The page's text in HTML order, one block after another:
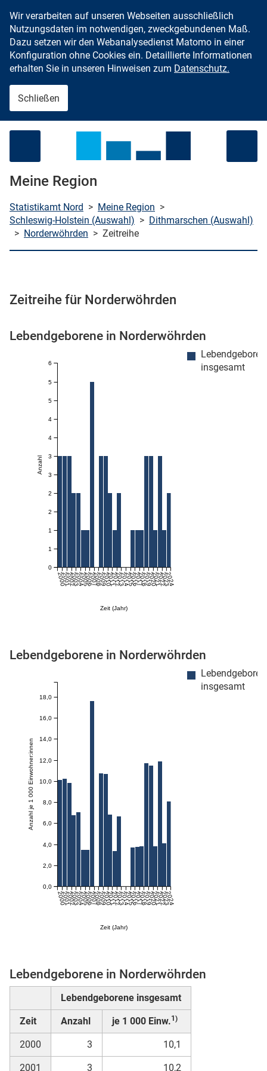
Zum Inhalt springen
Wir verarbeiten auf unseren Webseiten ausschließlich
Nutzungsdaten im notwendigen, zweckgebundenen Maß.
Dazu setzen wir den Webanalysedienst Matomo in einer
Konfiguration ohne Cookies ein. Detaillierte Informationen
erhalten Sie in unseren Hinweisen zum Datenschutz.
Schließen
Meine Region
Statistikamt Nord > Meine Region >
Schleswig-Holstein (Auswahl) > Dithmarschen (Auswahl)
> Norderwöhrden > Zeitreihe
Zeitreihe für Norderwöhrden
Lebendgeborene in Norderwöhrden
insgesamt
Zeit (Jahr)
200020012002200320042005200620072008200920102011201220132014201520162017201820192020202120222023
2024
Anzahl
0
1
1
2
2
3
3
4
4
5
5
6
Lebendgeborene in Norderwöhrden
insgesamt
Zeit (Jahr)
200020012002200320042005200620072008200920102011201220132014201520162017201820192020202120222023
2024
Anzahl je 1 000 Einwohner:innen
0,0
2,0
4,0
6,0
8,0
10,0
12,0
14,0
16,0
18,0
Lebendgeborene in Norderwöhrden
Lebendgeborene insgesamt
Zeit Anzahl je 1 000 Einw.1)
2000 3 10,1
2001 3 10,2